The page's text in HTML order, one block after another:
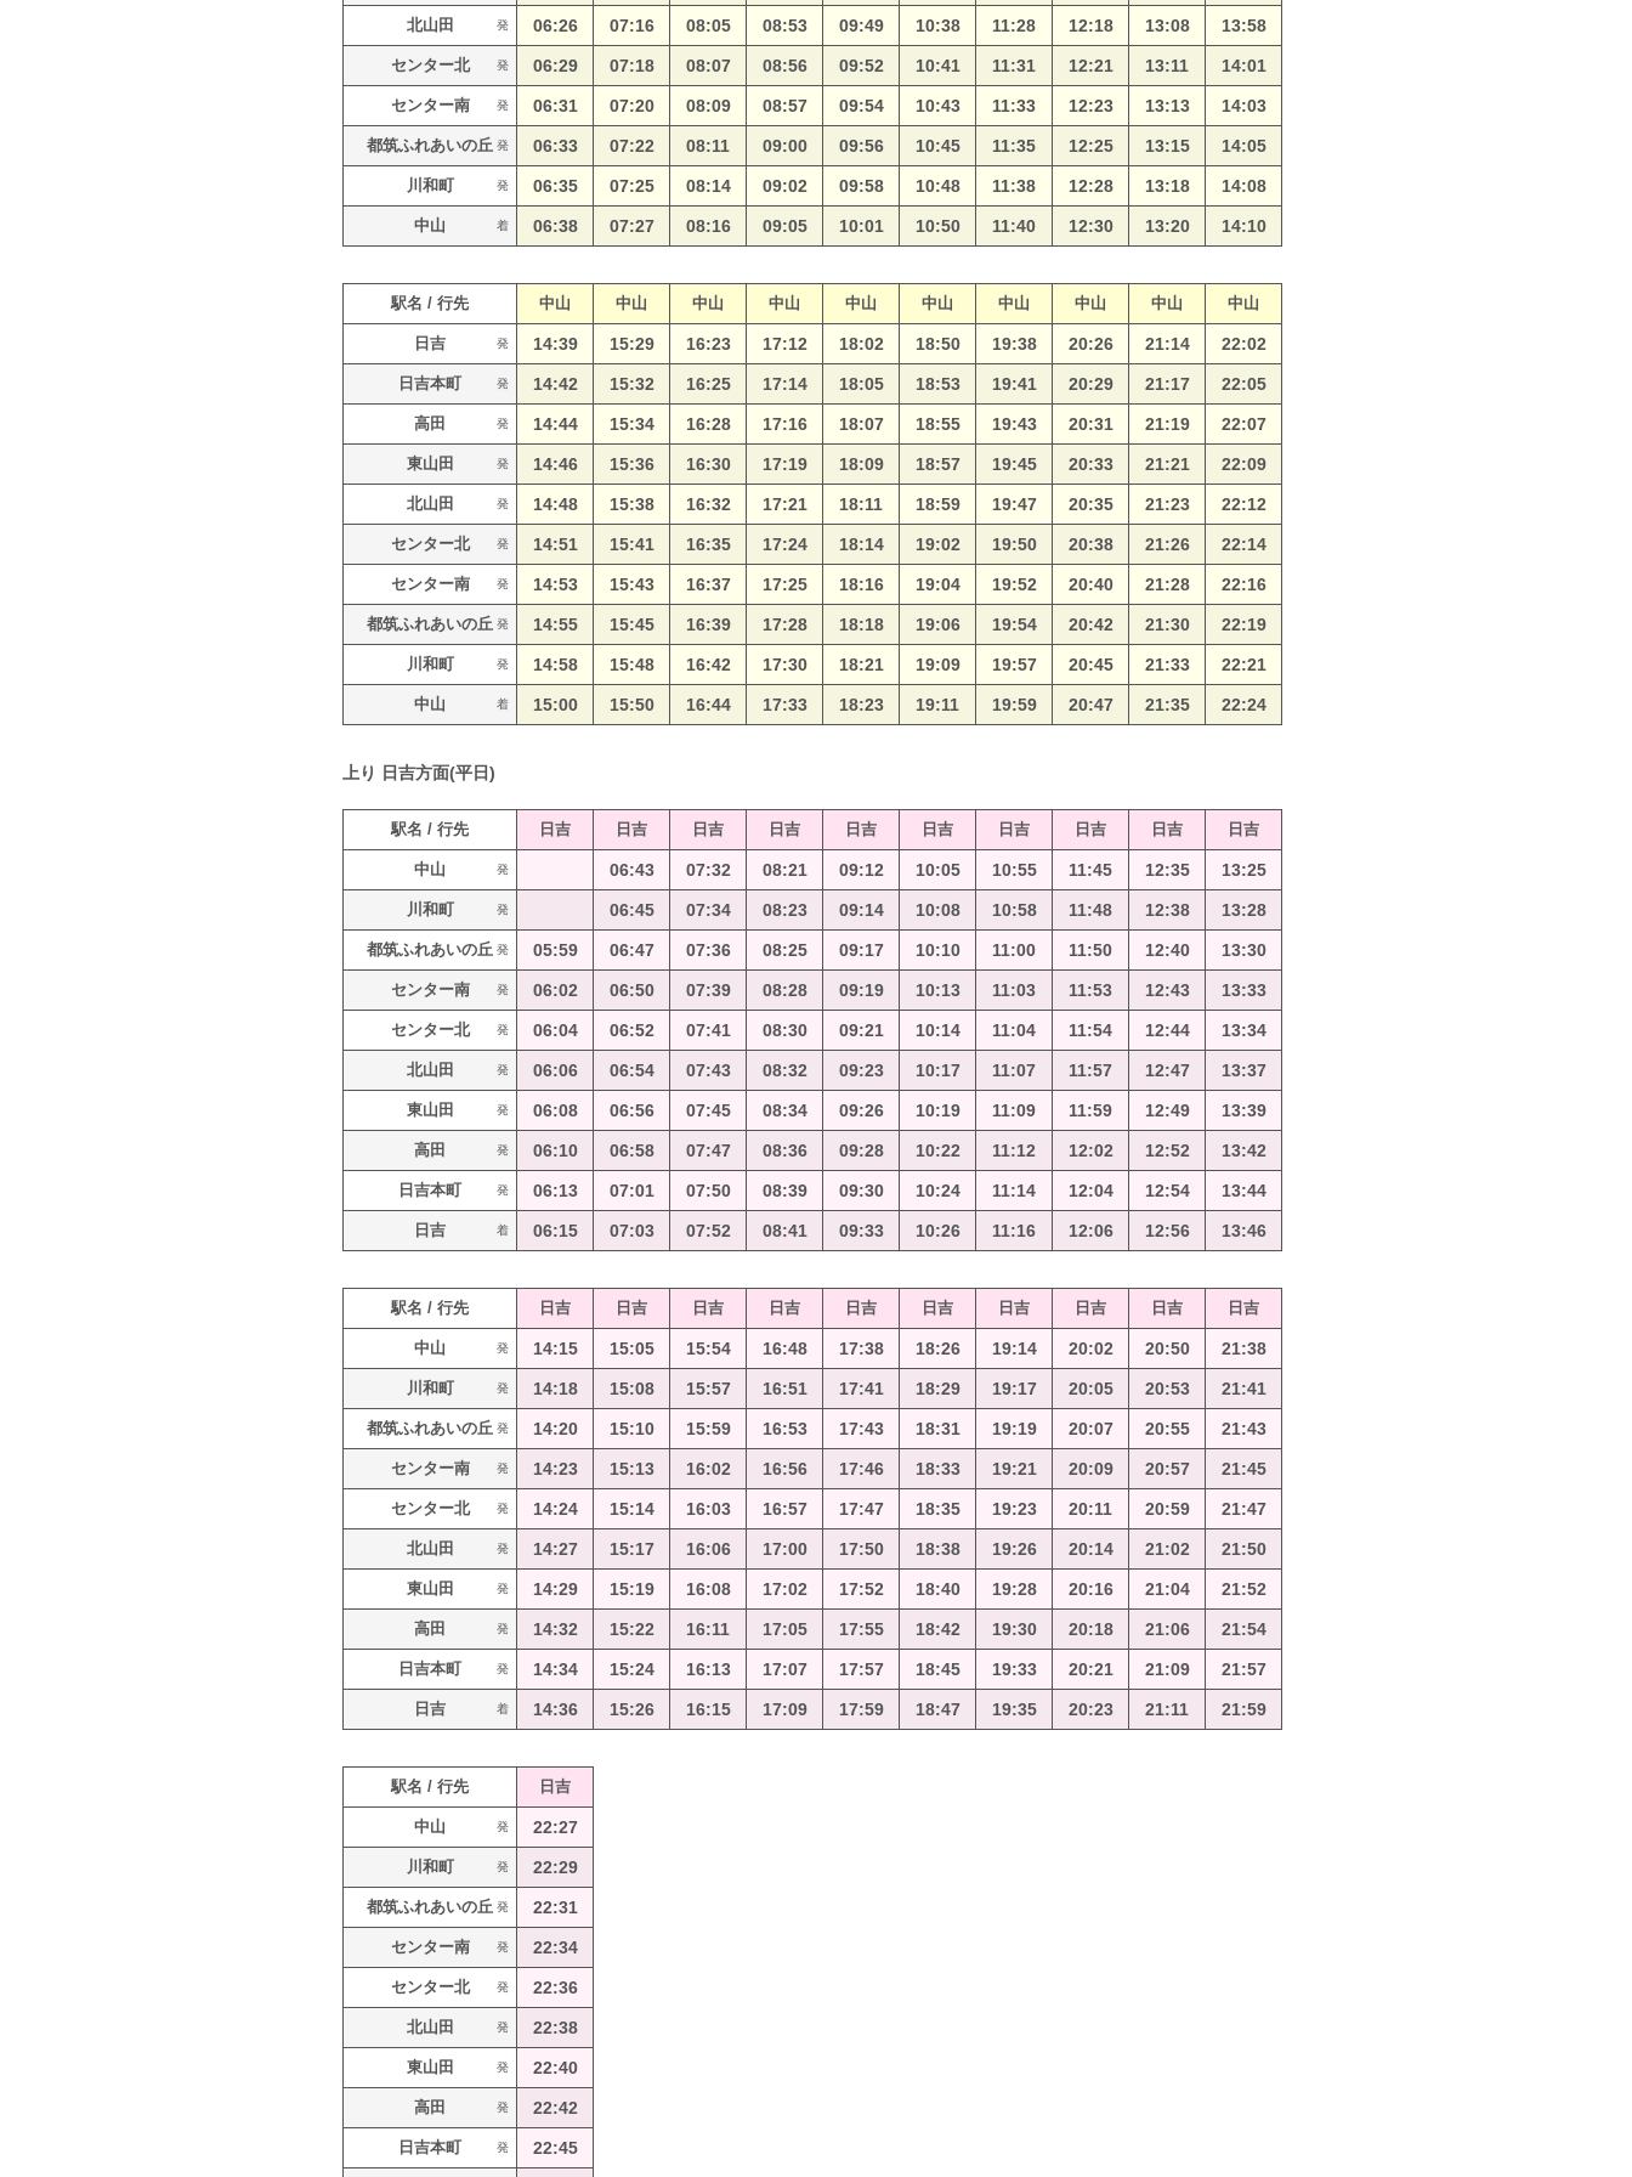
北山田 発 06:26 07:16 08:05 08:53 09:49 10:38 11:28 12:18 13:08 13:58
センター北 発 06:29 07:18 08:07 08:56 09:52 10:41 11:31 12:21 13:11 14:01
センター南 発 06:31 07:20 08:09 08:57 09:54 10:43 11:33 12:23 13:13 14:03
都筑ふれあいの丘 発 06:33 07:22 08:11 09:00 09:56 10:45 11:35 12:25 13:15 14:05
川和町 発 06:35 07:25 08:14 09:02 09:58 10:48 11:38 12:28 13:18 14:08
中山 着 06:38 07:27 08:16 09:05 10:01 10:50 11:40 12:30 13:20 14:10
駅名 / 行先 中山 中山 中山 中山 中山 中山 中山 中山 中山 中山
日吉 発 14:39 15:29 16:23 17:12 18:02 18:50 19:38 20:26 21:14 22:02
日吉本町 発 14:42 15:32 16:25 17:14 18:05 18:53 19:41 20:29 21:17 22:05
高田 発 14:44 15:34 16:28 17:16 18:07 18:55 19:43 20:31 21:19 22:07
東山田 発 14:46 15:36 16:30 17:19 18:09 18:57 19:45 20:33 21:21 22:09
北山田 発 14:48 15:38 16:32 17:21 18:11 18:59 19:47 20:35 21:23 22:12
センター北 発 14:51 15:41 16:35 17:24 18:14 19:02 19:50 20:38 21:26 22:14
センター南 発 14:53 15:43 16:37 17:25 18:16 19:04 19:52 20:40 21:28 22:16
都筑ふれあいの丘 発 14:55 15:45 16:39 17:28 18:18 19:06 19:54 20:42 21:30 22:19
川和町 発 14:58 15:48 16:42 17:30 18:21 19:09 19:57 20:45 21:33 22:21
中山 着 15:00 15:50 16:44 17:33 18:23 19:11 19:59 20:47 21:35 22:24
上り 日吉方面(平日)
駅名 / 行先 日吉 日吉 日吉 日吉 日吉 日吉 日吉 日吉 日吉 日吉
中山 発 06:43 07:32 08:21 09:12 10:05 10:55 11:45 12:35 13:25
川和町 発 06:45 07:34 08:23 09:14 10:08 10:58 11:48 12:38 13:28
都筑ふれあいの丘 発 05:59 06:47 07:36 08:25 09:17 10:10 11:00 11:50 12:40 13:30
センター南 発 06:02 06:50 07:39 08:28 09:19 10:13 11:03 11:53 12:43 13:33
センター北 発 06:04 06:52 07:41 08:30 09:21 10:14 11:04 11:54 12:44 13:34
北山田 発 06:06 06:54 07:43 08:32 09:23 10:17 11:07 11:57 12:47 13:37
東山田 発 06:08 06:56 07:45 08:34 09:26 10:19 11:09 11:59 12:49 13:39
高田 発 06:10 06:58 07:47 08:36 09:28 10:22 11:12 12:02 12:52 13:42
日吉本町 発 06:13 07:01 07:50 08:39 09:30 10:24 11:14 12:04 12:54 13:44
日吉 着 06:15 07:03 07:52 08:41 09:33 10:26 11:16 12:06 12:56 13:46
駅名 / 行先 日吉 日吉 日吉 日吉 日吉 日吉 日吉 日吉 日吉 日吉
中山 発 14:15 15:05 15:54 16:48 17:38 18:26 19:14 20:02 20:50 21:38
川和町 発 14:18 15:08 15:57 16:51 17:41 18:29 19:17 20:05 20:53 21:41
都筑ふれあいの丘 発 14:20 15:10 15:59 16:53 17:43 18:31 19:19 20:07 20:55 21:43
センター南 発 14:23 15:13 16:02 16:56 17:46 18:33 19:21 20:09 20:57 21:45
センター北 発 14:24 15:14 16:03 16:57 17:47 18:35 19:23 20:11 20:59 21:47
北山田 発 14:27 15:17 16:06 17:00 17:50 18:38 19:26 20:14 21:02 21:50
東山田 発 14:29 15:19 16:08 17:02 17:52 18:40 19:28 20:16 21:04 21:52
高田 発 14:32 15:22 16:11 17:05 17:55 18:42 19:30 20:18 21:06 21:54
日吉本町 発 14:34 15:24 16:13 17:07 17:57 18:45 19:33 20:21 21:09 21:57
日吉 着 14:36 15:26 16:15 17:09 17:59 18:47 19:35 20:23 21:11 21:59
駅名 / 行先 日吉
中山 発 22:27
川和町 発 22:29
都筑ふれあいの丘 発 22:31
センター南 発 22:34
センター北 発 22:36
北山田 発 22:38
東山田 発 22:40
高田 発 22:42
日吉本町 発 22:45